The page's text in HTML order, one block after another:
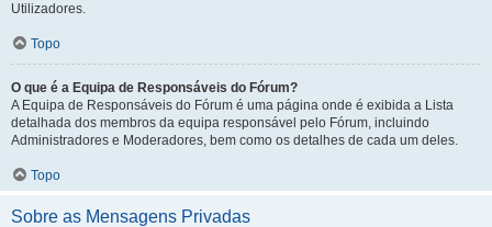
Utilizadores.
Topo
O que é a Equipa de Responsáveis do Fórum?
A Equipa de Responsáveis do Fórum é uma página onde é exibida a Lista
detalhada dos membros da equipa responsável pelo Fórum, incluindo
Administradores e Moderadores, bem como os detalhes de cada um deles.
Topo
Sobre as Mensagens Privadas